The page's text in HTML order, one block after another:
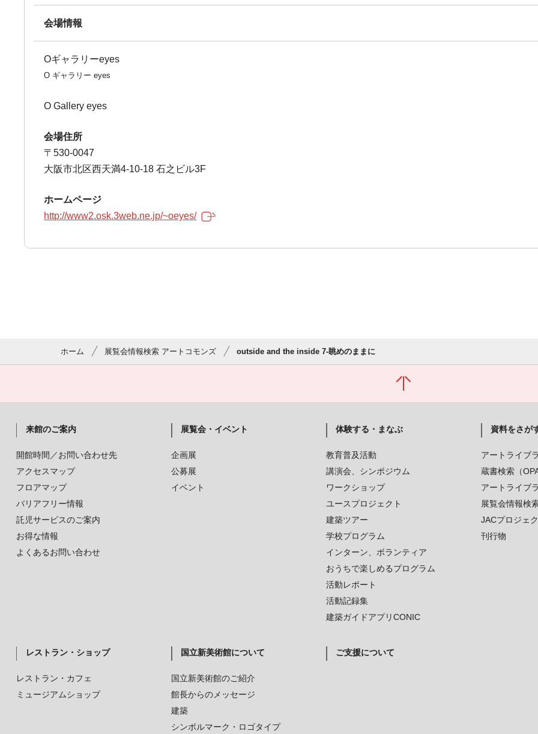
会場情報
Oギャラリーeyes
O ギャラリー eyes
O Gallery eyes
会場住所
〒530-0047
大阪市北区西天満4-10-18 石之ビル3F
ホームページ
http://www2.osk.3web.ne.jp/~oeyes/
ホーム 展覧会情報検索 アートコモンズ outside and the inside 7-眺めのままに
来館のご案内
開館時間／お問い合わせ先
アクセスマップ
フロアマップ
バリアフリー情報
託児サービスのご案内
お得な情報
よくあるお問い合わせ
展覧会・イベント
企画展
公募展
イベント
体験する・まなぶ
教育普及活動
講演会、シンポジウム
ワークショップ
ユースプロジェクト
建築ツアー
学校プログラム
インターン、ボランティア
おうちで楽しめるプログラム
活動レポート
活動記録集
建築ガイドアプリCONIC
資料をさが
アートライブ
蔵書検索（
アートライブ
展覧会情報検
JACプロジェ
刊行物
レストラン・ショップ
レストラン・カフェ
ミュージアムショップ
国立新美術館について
国立新美術館のご紹介
館長からのメッセージ
建築
シンボルマーク・ロゴタイプ
ご支援について